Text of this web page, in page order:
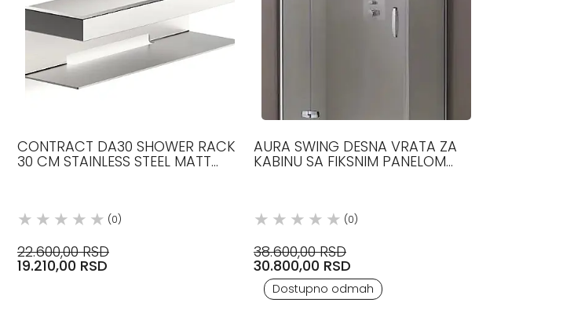
CONTRACT DA30 SHOWER RACK
30 CM STAINLESS STEEL MATT
(0)
22.600,00 RSD
19.210,00 RSD
AURA SWING DESNA VRATA ZA
KABINU SA FIKSNIM PANELOM
(0)
38.600,00 RSD
30.800,00 RSD
Dostupno odmah